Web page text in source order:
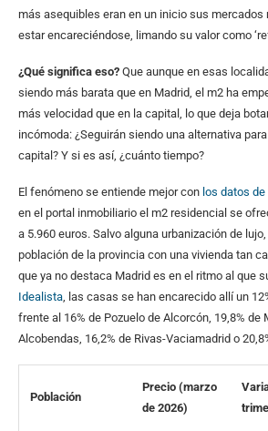
más asequibles eran en un inicio sus mercados
estar encareciéndose, limando su valor como
¿Qué significa eso? Que aunque en esas
siendo más barata que en Madrid, el m2 ha
más velocidad que en la capital, lo que deja
incómoda: ¿Seguirán siendo una alternativa
capital? Y si es así, ¿cuánto tiempo?
El fenómeno se entiende mejor con los datos
en el portal inmobiliario el m2 residencial se
a 5.960 euros. Salvo alguna urbanización de
población de la provincia con una vivienda tan
que ya no destaca Madrid es en el ritmo al que
Idealista , las casas se han encarecido allí un
frente al 16% de Pozuelo de Alcorcón, 19,8% de
Alcobendas, 16,2% de Rivas-Vaciamadrid o
Población
Precio (marzo
de 2026)